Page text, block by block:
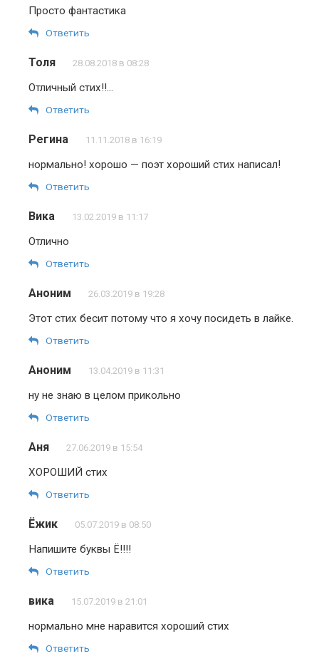
Просто фантастика
Ответить
Толя 28.08.2018 в 08:28
Отличный стих!!…
Ответить
Регина 11.11.2018 в 16:19
нормально! хорошо — поэт хороший стих написал!
Ответить
Вика 13.02.2019 в 11:17
Отлично
Ответить
Аноним 26.03.2019 в 19:28
Этот стих бесит потому что я хочу посидеть в лайке.
Ответить
Аноним 13.04.2019 в 11:31
ну не знаю в целом прикольно
Ответить
Аня 27.06.2019 в 15:54
ХОРОШИЙ стих
Ответить
Ёжик 05.07.2019 в 08:50
Напишите буквы Ё!!!!
Ответить
вика 15.07.2019 в 21:01
нормально мне наравится хороший стих
Ответить